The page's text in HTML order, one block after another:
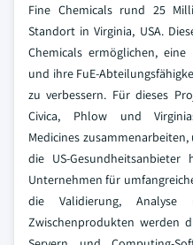
Fine Chemicals rund 25
Standort in Virginia, USA.
Chemicals ermöglichen,
und ihre FuE-
zu verbessern. Für dieses
Civica, Phlow und
Medicines
die US-
Unternehmen für
die Validierung,
Zwischenprodukten werden